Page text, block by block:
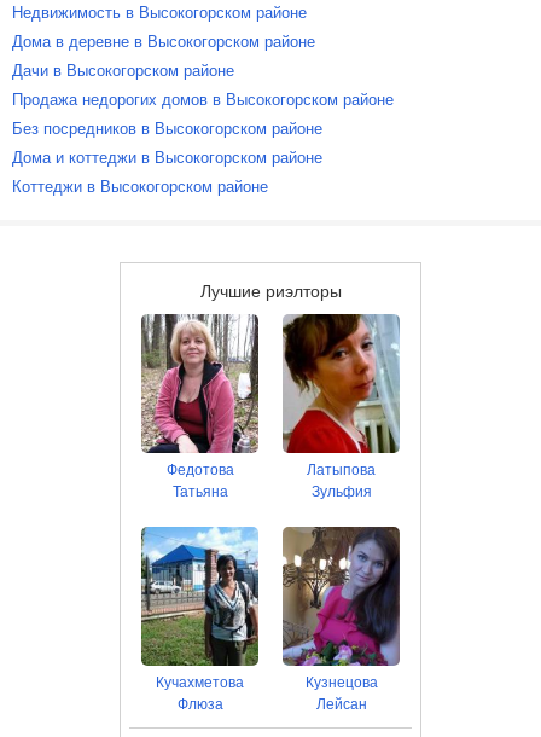
Недвижимость в Высокогорском районе
Дома в деревне в Высокогорском районе
Дачи в Высокогорском районе
Продажа недорогих домов в Высокогорском районе
Без посредников в Высокогорском районе
Дома и коттеджи в Высокогорском районе
Коттеджи в Высокогорском районе
Лучшие риэлторы
Федотова
Татьяна
Латыпова
Зульфия
Кучахметова
Флюза
Кузнецова
Лейсан